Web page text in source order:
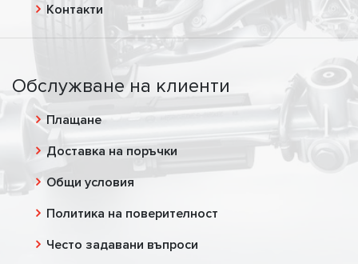
Контакти
Обслужване на клиенти
Плащане
Доставка на поръчки
Общи условия
Политика на поверителност
Често задавани въпроси